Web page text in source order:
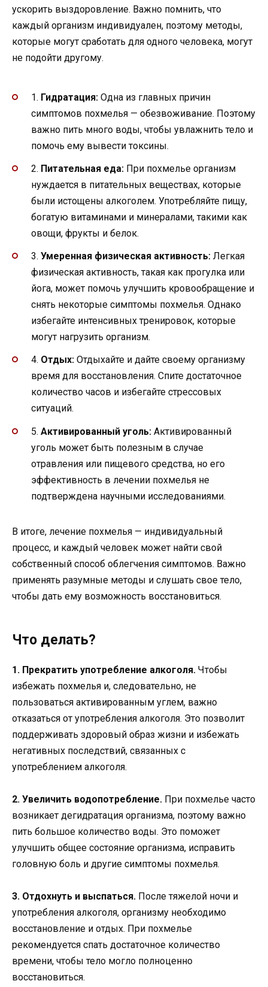
ускорить выздоровление. Важно помнить, что
каждый организм индивидуален, поэтому методы,
которые могут сработать для одного человека, могут
не подойти другому.
1. Гидратация: Одна из главных причин
симптомов похмелья — обезвоживание. Поэтому
важно пить много воды, чтобы увлажнить тело и
помочь ему вывести токсины.
2. Питательная еда: При похмелье организм
нуждается в питательных веществах, которые
были истощены алкоголем. Употребляйте пищу,
богатую витаминами и минералами, такими как
овощи, фрукты и белок.
3. Умеренная физическая активность: Легкая
физическая активность, такая как прогулка или
йога, может помочь улучшить кровообращение и
снять некоторые симптомы похмелья. Однако
избегайте интенсивных тренировок, которые
могут нагрузить организм.
4. Отдых: Отдыхайте и дайте своему организму
время для восстановления. Спите достаточное
количество часов и избегайте стрессовых
ситуаций.
5. Активированный уголь: Активированный
уголь может быть полезным в случае
отравления или пищевого средства, но его
эффективность в лечении похмелья не
подтверждена научными исследованиями.
В итоге, лечение похмелья — индивидуальный
процесс, и каждый человек может найти свой
собственный способ облегчения симптомов. Важно
применять разумные методы и слушать свое тело,
чтобы дать ему возможность восстановиться.
Что делать?
1. Прекратить употребление алкоголя. Чтобы
избежать похмелья и, следовательно, не
пользоваться активированным углем, важно
отказаться от употребления алкоголя. Это позволит
поддерживать здоровый образ жизни и избежать
негативных последствий, связанных с
употреблением алкоголя.
2. Увеличить водопотребление. При похмелье часто
возникает дегидратация организма, поэтому важно
пить большое количество воды. Это поможет
улучшить общее состояние организма, исправить
головную боль и другие симптомы похмелья.
3. Отдохнуть и выспаться. После тяжелой ночи и
употребления алкоголя, организму необходимо
восстановление и отдых. При похмелье
рекомендуется спать достаточное количество
времени, чтобы тело могло полноценно
восстановиться.